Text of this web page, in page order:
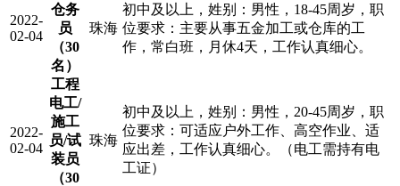
2022-
02-04
仓务
员
（30
名）
珠海
初中及以上，姓别：男性，18-45周岁，职
位要求：主要从事五金加工或仓库的工
作，常白班，月休4天，工作认真细心。
2022-
02-04
工程
电工/
施工
员/试
装员
（30
珠海
初中及以上，姓别：男性，20-45周岁，职
位要求：可适应户外工作、高空作业、适
应出差，工作认真细心。（电工需持有电
工证）